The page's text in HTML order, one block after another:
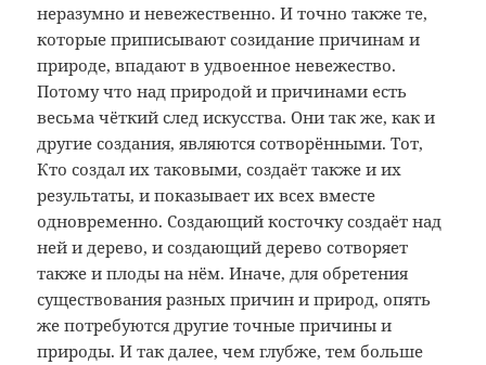
неразумно и невежественно. И точно также те,
которые приписывают созидание причинам и
природе, впадают в удвоенное невежество.
Потому что над природой и причинами есть
весьма чёткий след искусства. Они так же, как и
другие создания, являются сотворёнными. Тот,
Кто создал их таковыми, создаёт также и их
результаты, и показывает их всех вместе
одновременно. Создающий косточку создаёт над
ней и дерево, и создающий дерево сотворяет
также и плоды на нём. Иначе, для обретения
существования разных причин и природ, опять
же потребуются другие точные причины и
природы. И так далее, чем глубже, тем больше